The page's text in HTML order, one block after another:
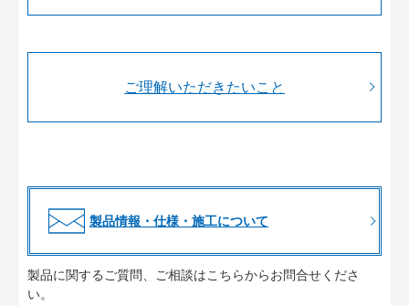
ご理解いただきたいこと
製品情報・仕様・施工について
製品に関するご質問、ご相談はこちらからお問合せくださ
い。